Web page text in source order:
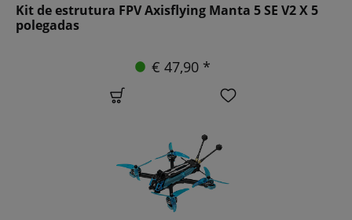
Kit de estrutura FPV Axisflying Manta 5 SE V2 X 5
polegadas
€ 47,90 *